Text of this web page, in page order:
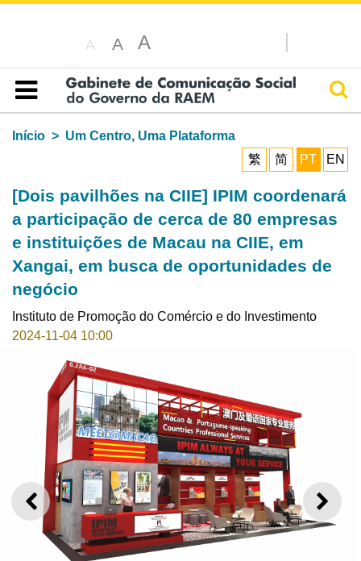
A A A
Índice
Início
Um Centro, Uma Plataforma
繁
简 PT EN
[Dois pavilhões na CIIE] IPIM coordenará
a participação de cerca de 80 empresas
e instituições de Macau na CIIE, em
Xangai, em busca de oportunidades de
negócio
Instituto de Promoção do Comércio e do Investimento
2024-11-04 10:00
ANTERIOR